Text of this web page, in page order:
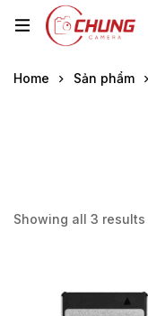
Home Sản phẩm
Showing all 3 results